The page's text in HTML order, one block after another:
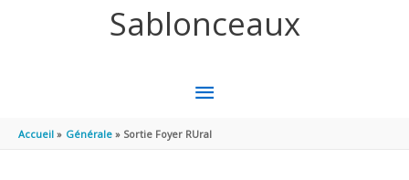
Sablonceaux
MENU
PRINCIPAL
Accueil Générale Sortie Foyer RUral